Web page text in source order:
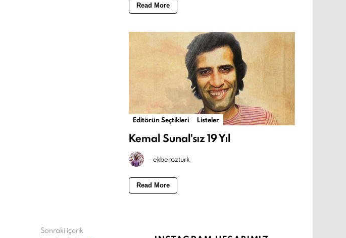
Sonraki içerik
Read More
Editörün Seçtikleri Listeler
Kemal Sunal'sız 19 Yıl
-ekberozturk
Read More